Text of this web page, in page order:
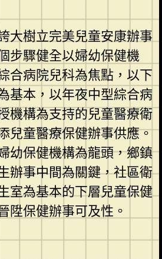
樹立完美兒童安康辦事
步驟健全以婦幼保健機
合病院兒科為焦點，以下
基本，以年夜中型綜合病
機構為支持的兒童醫療衛
兒童醫療保健辦事供應。
幼保健機構為龍頭，鄉鎮
辦事中間為關鍵，社區衛
室為基本的下層兒童保健
陞保健辦事可及性。